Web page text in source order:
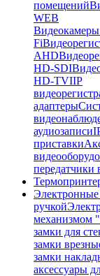
помещений
WEB
Fi
AHD
HD-SDI
HD-TVIIP
адаптеры
аудиозаписи
приставки
передатчики
ручкой
замки для
замки
замки
аксессуары